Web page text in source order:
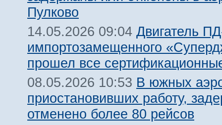
Пулково
14.05.2026 09:04 Двигатель
импортозамещенного
прошел все
08.05.2026 10:53 В южных
приостановивших работу,
отменено более 80 рейсов